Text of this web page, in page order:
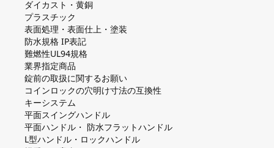
ダイカスト・⻩銅
プラスチック
表面処理・表面仕上・塗装
防⽔規格 IP表記
難燃性UL94規格
業界指定商品
錠前の取扱に関するお願い
コインロックの⽳明け⼨法の互換性
キーシステム
平⾯スイングハンドル
平⾯ハンドル・ 防⽔フラットハンドル
L型ハンドル・ロックハンドル